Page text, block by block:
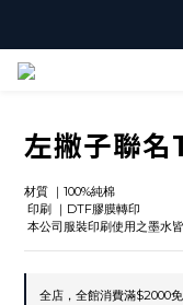
左撇子聯
材質 ｜100%純棉
印刷 ｜DTF膠膜轉印
本公司服裝印刷使用之墨水
全店，全館消費滿$2000